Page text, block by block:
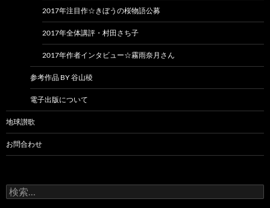
2017年注目作☆きぼうの桜物語公募
2017年全体講評・村田さち子
2017年作者インタビュー☆霧雨奈月さん
参考作品 BY 谷山稜
電子出版について
地球讃歌
お問合わせ
検
索: